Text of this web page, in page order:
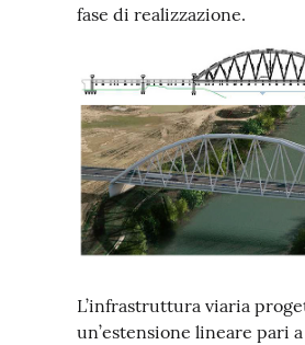
fase di realizzazione.
L’infrastruttura viaria
un’estensione lineare pari